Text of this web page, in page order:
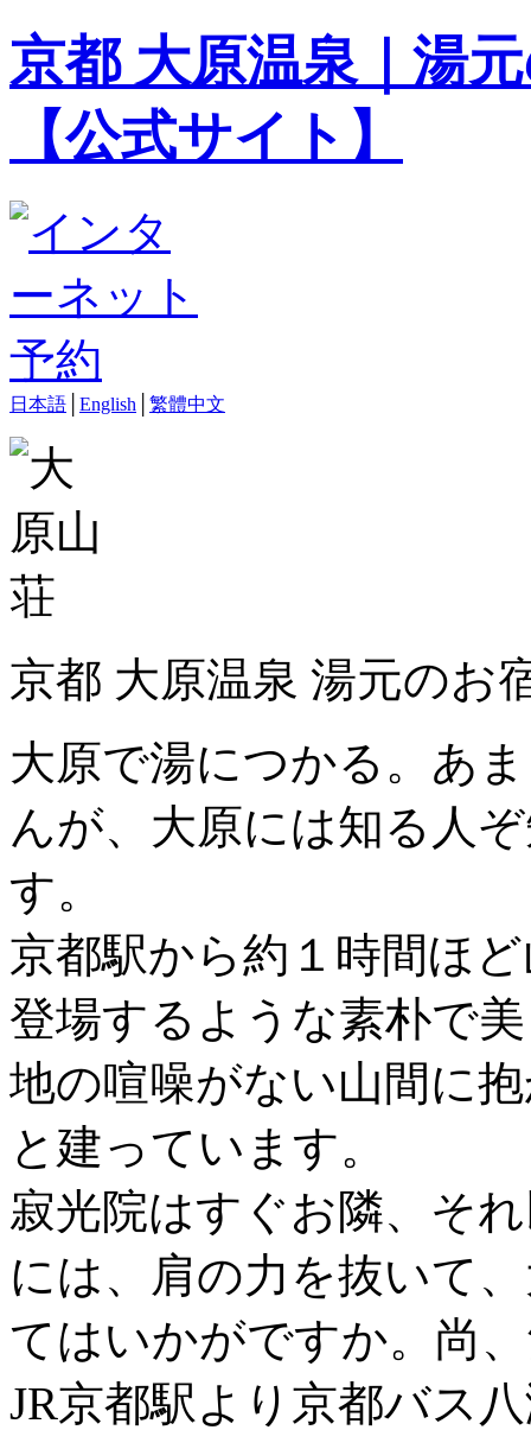
京都 大原温泉｜湯
【公式サイト】
日本語 English 繁體中文
京都 大原温泉 湯元の
大原で湯につかる。あ
んが、大原には知る人
す。
京都駅から約１時間ほ
登場するような素朴で
地の喧噪がない山間に
と建っています。
寂光院はすぐお隣、そ
には、肩の力を抜いて
てはいかがですか。尚
JR京都駅より京都バス